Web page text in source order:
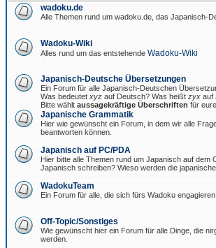
wadoku.de
Alle Themen rund um wadoku.de, das Japanisch-
Wadoku-Wiki
Alles rund um das entstehende Wadoku-Wiki
Japanisch-Deutsche Übersetzungen
Ein Forum für alle Japanisch-Deutschen
Was bedeutet xyz auf Deutsch? Was heißt zyx auf
Bitte wählt aussagekräftige Überschriften für
Japanische Grammatik
Hier wie gewünscht ein Forum, in dem wir alle
beantworten können.
Japanisch auf PC/PDA
Hier bitte alle Themen rund um Japanisch auf dem
Japanisch schreiben? Wieso werden die
WadokuTeam
Ein Forum für alle, die sich fürs Wadoku
Off-Topic/Sonstiges
Wie gewünscht hier ein Forum für alle Dinge, die
werden.